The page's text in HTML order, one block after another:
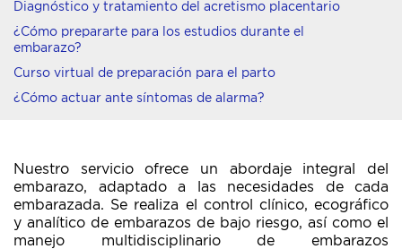
Diagnóstico y tratamiento del acretismo placentario
¿Cómo prepararte para los estudios durante el
embarazo?
Curso virtual de preparación para el parto
¿Cómo actuar ante síntomas de alarma?
Nuestro servicio ofrece un abordaje integral del
embarazo, adaptado a las necesidades de cada
embarazada. Se realiza el control clínico, ecográfico
y analítico de embarazos de bajo riesgo, así como el
manejo multidisciplinario de embarazos